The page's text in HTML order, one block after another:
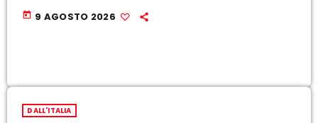
today 9 AGOSTO 2026
DALL'ITALIA